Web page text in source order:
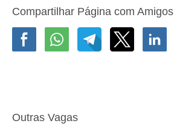
Compartilhar Página com Amigos
Outras Vagas